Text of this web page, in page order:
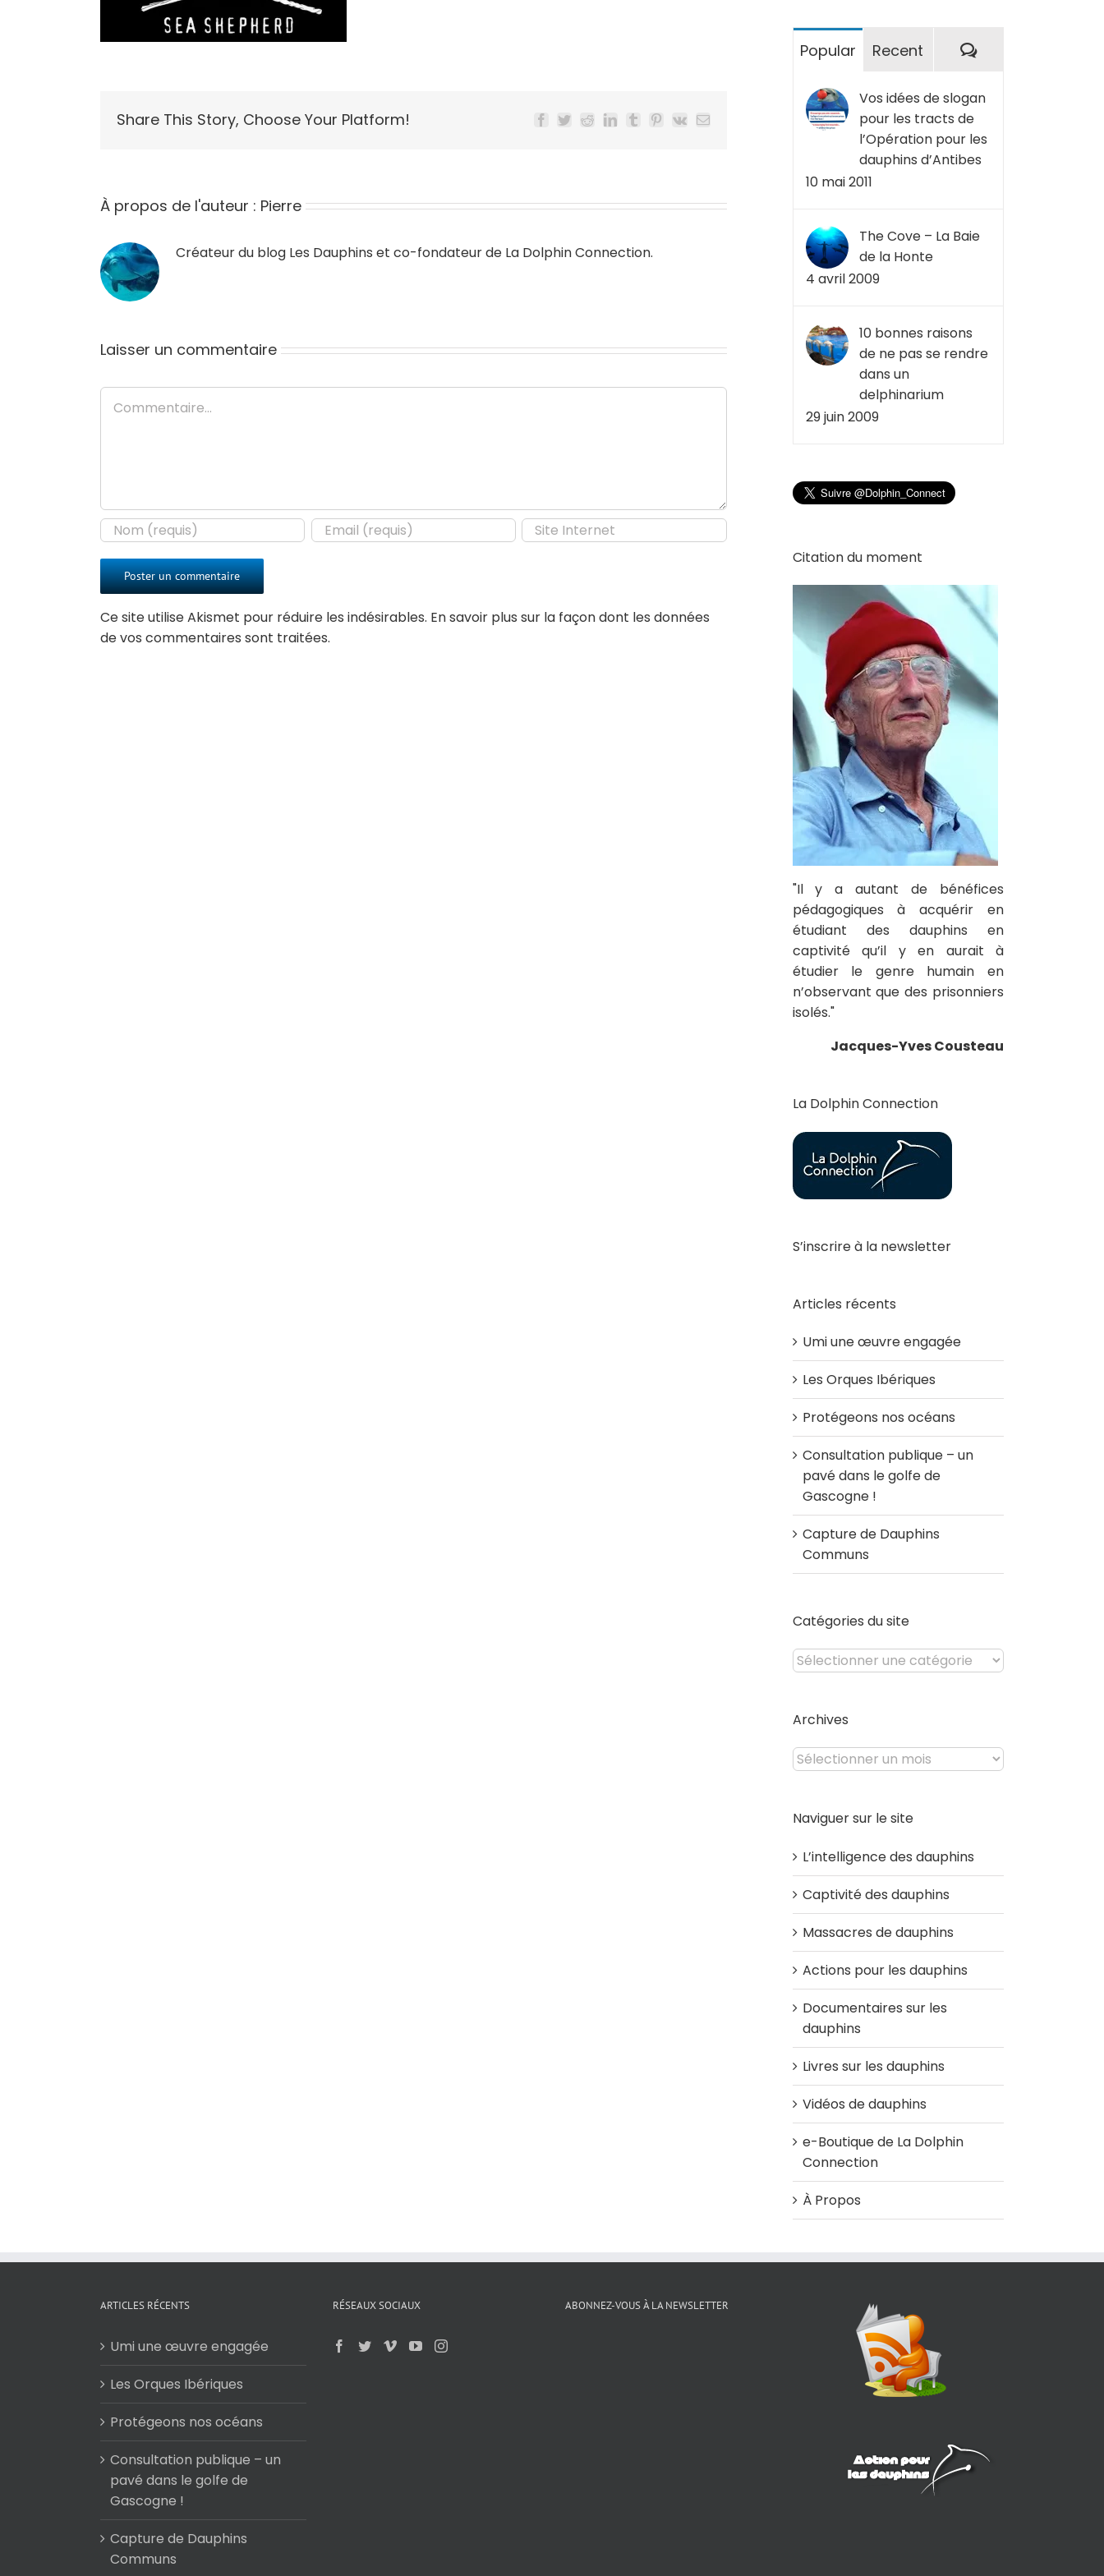
Share This Story, Choose Your Platform! Facebook
TwitterRedditLinkedIn
TumblrPinterest
Vk Email
À propos de l'auteur : Pierre
Créateur du blog Les Dauphins et co-fondateur de La Dolphin Connection.
Laisser un commentaire
Commentaire
Ce site utilise Akismet pour réduire les indésirables. En savoir plus sur la façon dont les données
de vos commentaires sont traitées.
Popular Recent Commentaires
Vos idées de slogan
pour les tracts de
l’Opération pour les
dauphins d’Antibes
10 mai 2011
The Cove – La Baie
de la Honte
4 avril 2009
10 bonnes raisons
de ne pas se rendre
dans un
delphinarium
29 juin 2009
Citation du moment
"Il y a autant de bénéfices
pédagogiques à acquérir en
étudiant des dauphins en
captivité qu’il y en aurait à
étudier le genre humain en
n’observant que des prisonniers
isolés."
Jacques-Yves Cousteau
La Dolphin Connection
S’inscrire à la newsletter
Articles récents
Umi une œuvre engagée
Les Orques Ibériques
Protégeons nos océans
Consultation publique – un
pavé dans le golfe de
Gascogne !
Capture de Dauphins
Communs
Catégories du site
Catégories
du
Archives
Archives
Naviguer sur le site
L’intelligence des dauphins
Captivité des dauphins
Massacres de dauphins
Actions pour les dauphins
Documentaires sur les
dauphins
Livres sur les dauphins
Vidéos de dauphins
e-Boutique de La Dolphin
Connection
À Propos
ARTICLES RÉCENTS
Umi une œuvre engagée
Les Orques Ibériques
Protégeons nos océans
Consultation publique – un
pavé dans le golfe de
Gascogne !
Capture de Dauphins
Communs
RÉSEAUX SOCIAUX ABONNEZ-VOUS À LA NEWSLETTER